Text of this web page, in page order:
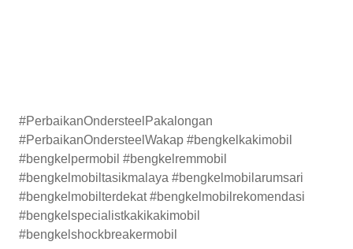
#PerbaikanOndersteelPakalongan
#PerbaikanOndersteelWakap #bengkelkakimobil
#bengkelpermobil #bengkelremmobil
#bengkelmobiltasikmalaya #bengkelmobilarumsari
#bengkelmobilterdekat #bengkelmobilrekomendasi
#bengkelspecialistkakikakimobil
#bengkelshockbreakermobil